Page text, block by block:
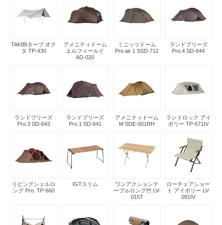
TAKIBIタープ オク
タ TP-430
アメニティドーム
エルフィールド
AD-020
ミニッツドーム
Pro.air 1 SSD-712
ランドブリーズ
Pro.4 SD-644
ランドブリーズ
Pro.3 SD-643
ランドブリーズ
Pro.1 SD-641
アメニティドーム
M SDE-001RH
ランドロック アイ
ボリー TP-671IV
リビングシェルロ
ング Pro. TP-660
IGTスリム
ワンアクションテ
ーブルロング竹 LV-
015T
ローチェアショー
ト アイボリー LV-
091IV